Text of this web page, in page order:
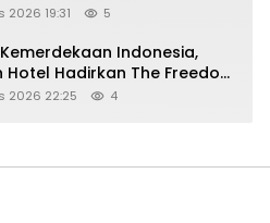
2026 19:31 5
Indonesia,
Hotel Hadirkan The Freedom
45%
2026 22:25 4